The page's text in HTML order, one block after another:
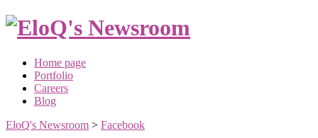
Skip
Home page
Portfolio
Careers
Blog
EloQ's Newsroom > Facebook